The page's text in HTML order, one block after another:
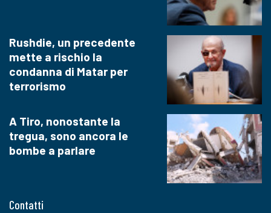
Contatti
Rushdie, un precedente
mette a rischio la
condanna di Matar per
terrorismo
A Tiro, nonostante la
tregua, sono ancora le
bombe a parlare